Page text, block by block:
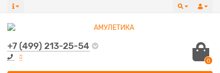
+7 (499) 213-25-54
0